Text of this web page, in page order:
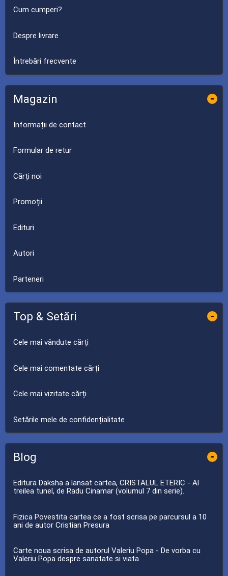
Cum cumperi?
Despre livrare
Întrebări frecvente
Magazin -
Informații de contact
Formular de retur
Cărți noi
Promoții
Edituri
Autori
Parteneri
Top & Setări -
Cele mai vândute cărți
Cele mai comentate cărți
Cele mai vizitate cărți
Setările mele de confidențialitate
Blog -
Editura Daksha a lansat cartea, CRISTALUL ETERIC - Al
treilea tunel, de Radu Cinamar (volumul 7 din serie).
Fizica Povestita cartea ce a fost scrisa pe parcursul a 10
ani de autor Cristian Presura
Carte noua scrisa de autorul Valeriu Popa - De vorba cu
Valeriu Popa despre sanatate si viata